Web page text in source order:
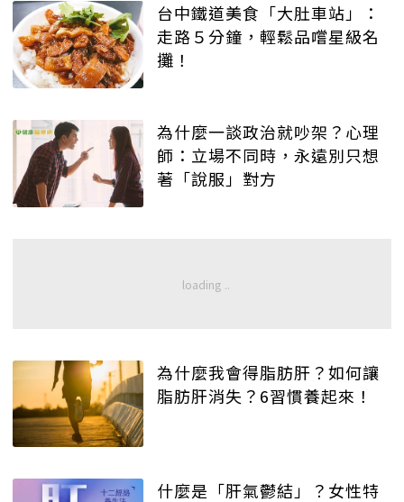
台中鐵道美食「大肚車站」：
走路５分鐘，輕鬆品嚐星級名
攤！
為什麼一談政治就吵架？心理
師：立場不同時，永遠別只想
著「說服」對方
為什麼我會得脂肪肝？如何讓
脂肪肝消失？6習慣養起來！
什麼是「肝氣鬱結」？女性特